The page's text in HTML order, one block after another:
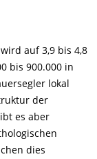
auf 3,9 bis 4,8
bis 900.000 in
lokal
der
es aber
dies